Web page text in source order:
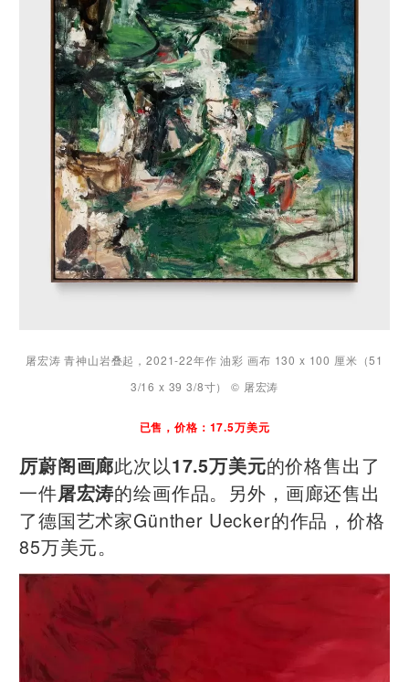
屠宏涛 青神山岩叠起，2021-22年作 油彩 画布 130 x 100 厘米（51
3/16 x 39 3/8寸） © 屠宏涛
已售，价格：17.5万美元
厉蔚阁画廊此次以17.5万美元的价格售出了
一件屠宏涛的绘画作品。另外，画廊还售出
了德国艺术家Günther Uecker的作品，价格
85万美元。